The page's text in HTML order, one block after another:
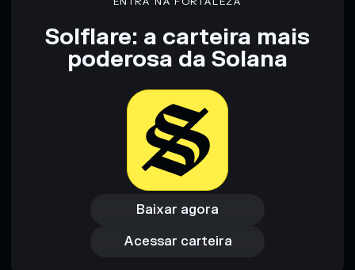
Solflare: a carteira mais
poderosa da Solana
Baixar agora
Baixar agora
Acessar carteira
Acessar carteira